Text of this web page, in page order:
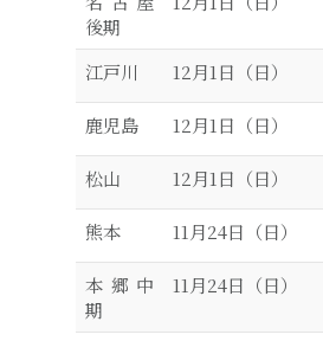
後期
江戸川 12月1日（日）
鹿児島 12月1日（日）
松山 12月1日（日）
熊本 11月24日（日）
本郷中
期
11月24日（日）